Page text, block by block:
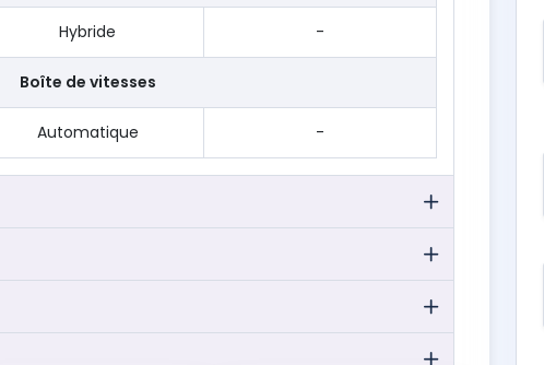
Hybride -
Boîte de vitesses
Automatique -